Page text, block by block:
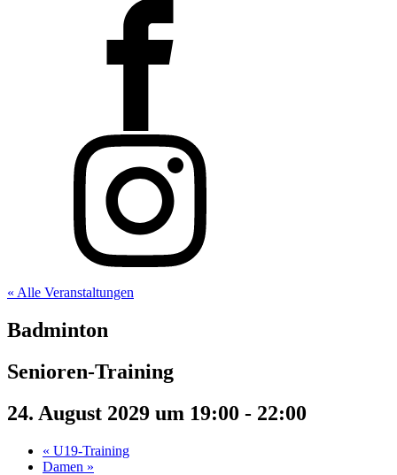
« Alle Veranstaltungen
Badminton
Senioren-Training
24. August 2029 um 19:00 - 22:00
« U19-Training
Damen »